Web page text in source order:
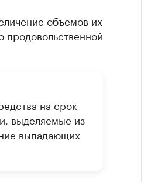
объемов их
продовольственной
на срок
выделяемые из
выпадающих